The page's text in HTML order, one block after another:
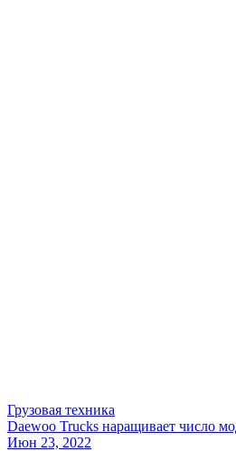
Грузовая техника
Daewoo Trucks наращивает число
Июн 23, 2022